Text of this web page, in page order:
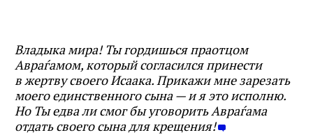
Владыка мира! Ты гордишься праотцом
Авраѓамом, который согласился принести
в жертву своего Исаака. Прикажи мне зарезать
моего единственного сына — и я это исполню.
Но Ты едва ли смог бы уговорить Авраѓама
отдать своего сына для крещения!